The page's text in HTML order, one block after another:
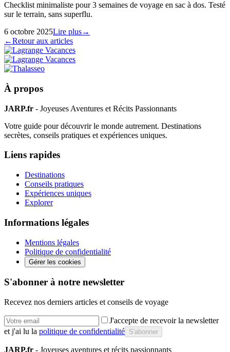
Checklist minimaliste pour 3 semaines de voyage en sac à dos. Testé
sur le terrain, sans superflu.
6 octobre 2025Lire plus→
←Retour aux articles
À propos
JARP.fr - Joyeuses Aventures et Récits Passionnants
Votre guide pour découvrir le monde autrement. Destinations
secrètes, conseils pratiques et expériences uniques.
Liens rapides
Destinations
Conseils pratiques
Expériences uniques
Explorer
Informations légales
Mentions légales
Politique de confidentialité
Gérer les cookies
S'abonner à notre newsletter
Recevez nos derniers articles et conseils de voyage
J'accepte de recevoir la newsletter
et j'ai lu la politique de confidentialité S'abonner
JARP.fr - Joyeuses aventures et récits passionnants